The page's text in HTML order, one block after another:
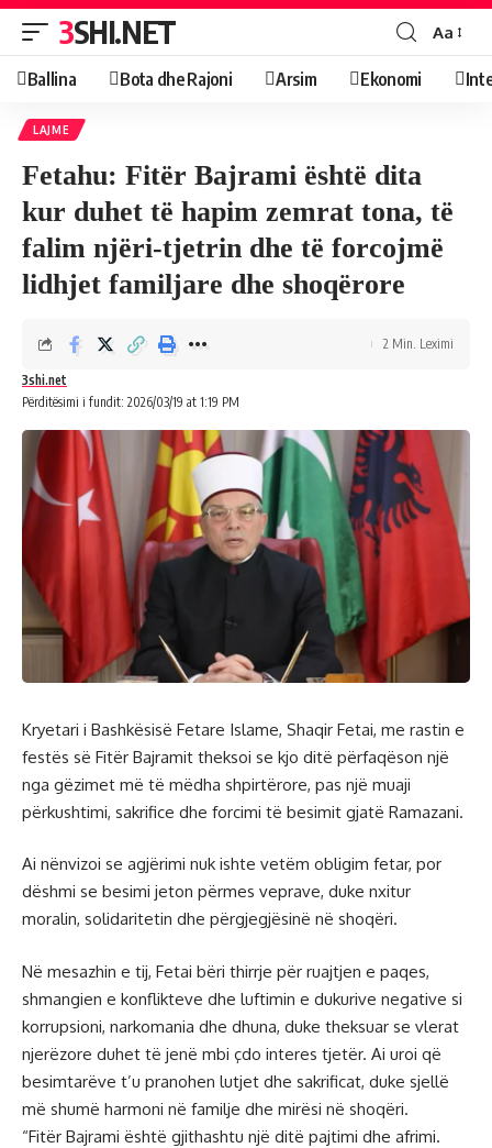
3SHI.NET Aa
Ballina Bota dhe Rajoni Arsim Ekonomi
LAJME
Fetahu: Fitër Bajrami është dita
kur duhet të hapim zemrat tona, të
falim njëri-tjetrin dhe të forcojmë
lidhjet familjare dhe shoqërore
Përditësimi i fundit: 2026/03/19 at 1:19 PM
3shi.net
2 Min. Leximi
Kryetari i Bashkësisë Fetare Islame, Shaqir Fetai, me rastin e
festës së Fitër Bajramit theksoi se kjo ditë përfaqëson një
nga gëzimet më të mëdha shpirtërore, pas një muaji
përkushtimi, sakrifice dhe forcimi të besimit gjatë Ramazani.
Ai nënvizoi se agjërimi nuk ishte vetëm obligim fetar, por
dëshmi se besimi jeton përmes veprave, duke nxitur
moralin, solidaritetin dhe përgjegjësinë në shoqëri.
Në mesazhin e tij, Fetai bëri thirrje për ruajtjen e paqes,
shmangien e konflikteve dhe luftimin e dukurive negative si
korrupsioni, narkomania dhe dhuna, duke theksuar se vlerat
njerëzore duhet të jenë mbi çdo interes tjetër. Ai uroi që
besimtarëve t’u pranohen lutjet dhe sakrificat, duke sjellë
më shumë harmoni në familje dhe mirësi në shoqëri.
“Fitër Bajrami është gjithashtu një ditë pajtimi dhe afrimi.